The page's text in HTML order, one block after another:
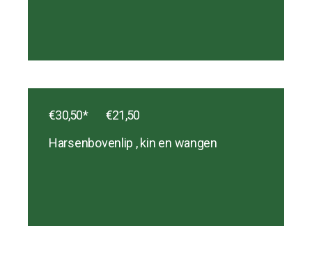
€30,50* ‎ ‎ ‎ ‎ ‎ ‎ ‎ €21,50
Harsenbovenlip , kin en wangen